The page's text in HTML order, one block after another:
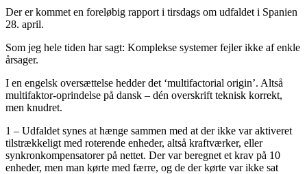
Der er kommet en foreløbig rapport i tirsdags om udfaldet i Spanien
28. april.
Som jeg hele tiden har sagt: Komplekse systemer fejler ikke af enkle
årsager.
I en engelsk oversættelse hedder det ‘multifactorial origin’. Altså
multifaktor-oprindelse på dansk – dén overskrift teknisk korrekt,
men knudret.
1 – Udfaldet synes at hænge sammen med at der ikke var aktiveret
tilstrækkeligt med roterende enheder, altså kraftværker, eller
synkronkompensatorer på nettet. Der var beregnet et krav på 10
enheder, men man kørte med færre, og de der kørte var ikke sat